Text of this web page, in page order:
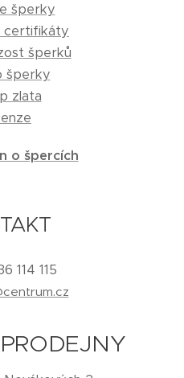
šperky
certifikáty
šperků
šperky
zlata
o špercích
114 115